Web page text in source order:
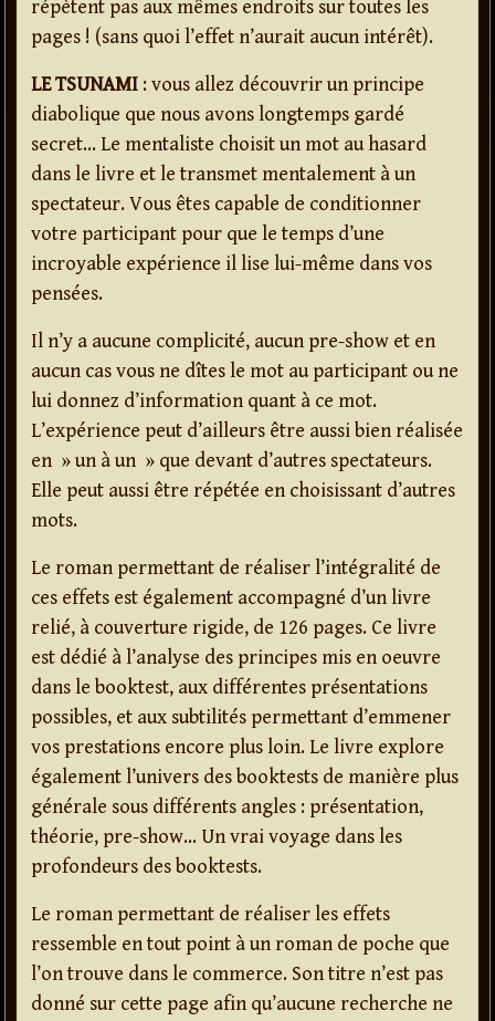
répètent pas aux mêmes endroits sur toutes les
pages ! (sans quoi l’effet n’aurait aucun intérêt).
LE TSUNAMI : vous allez découvrir un principe
diabolique que nous avons longtemps gardé
secret… Le mentaliste choisit un mot au hasard
dans le livre et le transmet mentalement à un
spectateur. Vous êtes capable de conditionner
votre participant pour que le temps d’une
incroyable expérience il lise lui-même dans vos
pensées.
Il n’y a aucune complicité, aucun pre-show et en
aucun cas vous ne dîtes le mot au participant ou ne
lui donnez d’information quant à ce mot.
L’expérience peut d’ailleurs être aussi bien réalisée
en » un à un » que devant d’autres spectateurs.
Elle peut aussi être répétée en choisissant d’autres
mots.
Le roman permettant de réaliser l’intégralité de
ces effets est également accompagné d’un livre
relié, à couverture rigide, de 126 pages. Ce livre
est dédié à l’analyse des principes mis en oeuvre
dans le booktest, aux différentes présentations
possibles, et aux subtilités permettant d’emmener
vos prestations encore plus loin. Le livre explore
également l’univers des booktests de manière plus
générale sous différents angles : présentation,
théorie, pre-show… Un vrai voyage dans les
profondeurs des booktests.
Le roman permettant de réaliser les effets
ressemble en tout point à un roman de poche que
l’on trouve dans le commerce. Son titre n’est pas
donné sur cette page afin qu’aucune recherche ne